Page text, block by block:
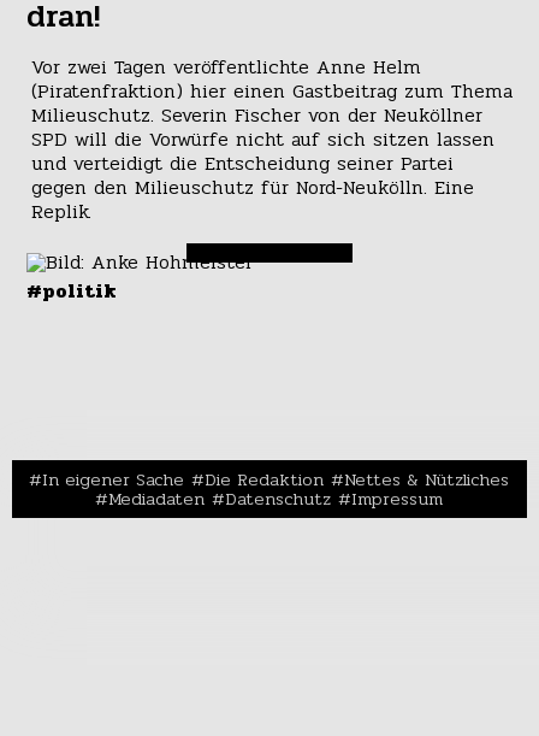
dran!
Vor zwei Tagen veröffentlichte Anne Helm
(Piratenfraktion) hier einen Gastbeitrag zum Thema
Milieuschutz. Severin Fischer von der Neuköllner
SPD will die Vorwürfe nicht auf sich sitzen lassen
und verteidigt die Entscheidung seiner Partei
gegen den Milieuschutz für Nord-Neukölln. Eine
Replik.
#politik
In eigener Sache Die Redaktion Nettes & Nützliches
Mediadaten Datenschutz Impressum